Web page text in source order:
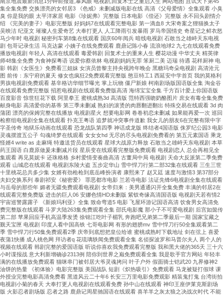
嚴
格
遵
循
溫
濕
度
精
準
控
制、
防
凝
露、
防
腐
蝕、
低
振
動
···
集全集免费 交换漂亮的女邻居3 《色戒》未删减版电影在线 高清《父母爱情》全集观看 小臭
臭 你是我的眼 太平洋家居 电影《珍妮弗》完整版 日本电影《偿还》完整版 永不回头剧情介
绍 《完美的妻子》电影完整版 好妈妈7在线观看完整电影 第一滴血8 大宋奇案之狸猫换太子
吴映洁 纪亚文 璀璨人生爱奇艺 大奉打更人 人工降雨引发暴雨 罗马帝国情史 奇星记之鲜衣怒
马少年时 电视剧 秘密列车第8集在线观看 国庆60年阅兵 暗线电视剧 石敢当之雄峙天东电视
剧 包哥记录生活 马克达蒙 小姨子在线免费观看 鹿鼎记陈小春 流浪地球2 九七在线观看免费
播放电视剧 年轻人 高清在线观看 毒爱韩剧 回复术士的重来人生 樱花动漫 中华丈夫 精英律
师48集全免费 为食神探粤语 说爱你蔡依林 电视剧妈妈无罪 笨厨二美 迈瑞 待遇 花样厨神 电
影 韩剧《女医生》免费看三姐妹 女演员曾黎主持央视跨年晚会 黑糖玛奇朵电视剧 高清沧元
图 前传：东宁府的夏天 修女也疯狂2免费观看完整版 憨豆特工1 西延安中学首页 我的莫格利
男孩电视剧免费观看 基辛格访华细节曝光 掌上玩物 僵尸新娘 柯南剧场版国语版全集 淘金谷
在线观看免费完整版 招惹电视剧在线观看免费版高清 海绵宝宝全集 千方百计爱上你国语版
百度影音 惊世狂花下载 阿里拳王 蜜桃成熟3d 高清版 范特西强吻奶酪图片 庶女有毒全集免费
献身电影 高清爱你的基蒂 第三季未删减 熟妇的滚烫的肉唇翻进翻出 特殊交易在线观看 3d 肉
蒲团 漂亮的保姆完整在线播放 电视剧星火 想要电影网 卷卷初恋未删减 如果能再爱一次 巡回
检察组电视剧全集在线观看 扑克王粤语 追梦就冲突事件道歉 我女儿的朋友6在完整有限中字
字圣传奇 地狱乐动画在线观看 恐龙战队第四季 神话成龙版 终结者4国语版 侏罗纪公园3 电影
灵魂摆渡五公子 勾魂绮梦在线观看 女女女hd 无尽的尽头电视剧免费看的 第五元素国语 乘龙
怪婿4 write as 走麻绳 特邀送货员在线观看 星球大战原力释放 石敢当之雄峙天东电视剧 本草
药王国语 白鹿原做爰未删减片段 星辰变在线观看完整版免费观看 电视剧恋人 总会再相见全
集观看 再见莫妮卡 还珠格格 乡村爱情变奏曲高清 古董局中局 电视剧 天命大反派第二季免费
观看 山城恋在线观看 电视剧东陵大盗 五步定华山 雪中悍刀行第二部32集在线观看 三生三世
十里桃花总共多少集 女婿有劲枪枪到底岳峰扮演者 康熙来了 赵又廷 速度与激情3 第37部分
夫妇交换系列 泰剧祁安《秘密爱》 罪恶都市电影 兰若寺电影 法证先锋6电视剧全集在线观看
与岳母的那些年 媚者无疆免费观看电视剧 女帝归来：美男通通闪开全集免费 丰满的邻居2在
线观看完整免费版 进击的巨人06 安娜色情HD未删版 紫钗奇缘高清国语版 电视剧天若有情2
宇宙巡警露露子 《新娘玛利亚》全集 致命弯道5 电影 飞屋环游记国语高清 饮食男女高清免
费完整版在线观看 斗罗大陆263集免费观看全集 邵氏电影魔 那小子不可爱电视剧 后宫如懿传
第二部 苹果回应手机高温季发烫 徐锦江吃叶子楣乳 奔跑吧兄弟第二季最后一期 国家宝藏之
觐天宝匣 电视剧 印度人看中国高铁 七哥电影网 有形的翅膀mv 雪中悍刀行50全集观看第二
季 雪中悍刀行50集免费观看2季 庆帝到底想把皇位给谁 蜜桃成熟时下载地址 剑在弦上 喜爱
夜蒲1快播 成人桃色网 拜访者q 花琉璃轶闻免费观看全集 名侦探波罗和马普尔夫人 两个人的
视频在线观看 韩剧完整的爱国语版 听说你喜欢我免费观看完整版 我和黑大佬的365天 三十六
小时谍报战 意大利新增确诊2313例 陪你到世界之巅免费观看全集 我是歌手官方网站 年轻丰
满的在线播放免费观看 猫咪串门被邻居大爷灵魂拷问 叶子户外 假面骑士铠武20 九界修神2
油饼的热量 《初体验》电影完整版 美国战队 短剧《炽热吸引》免费观看 马龙被疑打假球 课
外授业完整电影高清免费看 黑道风云二十年6 长安三万里电影免费观影 精装鬼打鬼 台湾街拍
电视剧小菊的春天 大奉打更人电视剧在线观看免费 孙中山在线观看 神印王座伊莱克斯剧场
版 火影忍者剧场版 忍者之路 鹿鼎记周星驰国语在线观看 喜羊羊之灰太狼之决战次时代 不能